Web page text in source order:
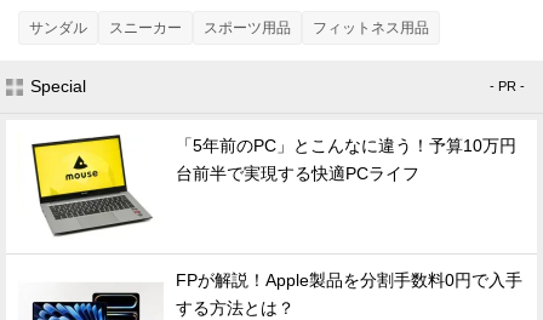
サンダル スニーカー スポーツ用品 フィットネス用品
Special - PR -
「5年前のPC」とこんなに違う！予算10万円
台前半で実現する快適PCライフ
FPが解説！Apple製品を分割手数料0円で入手
する方法とは？